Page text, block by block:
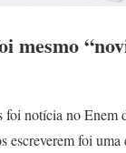
mesmo
notícia no Enem
escreverem foi